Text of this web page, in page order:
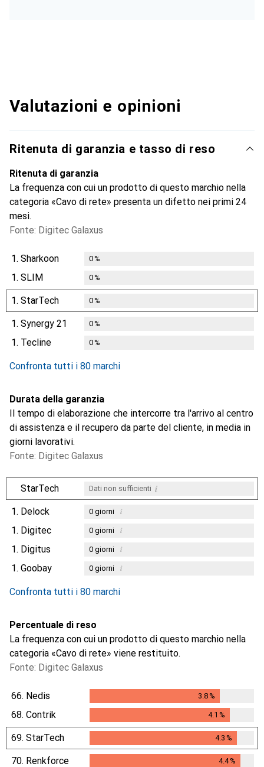
Valutazioni e opinioni
Ritenuta di garanzia e tasso di reso
Ritenuta di garanzia
La frequenza con cui un prodotto di questo marchio nella
categoria «Cavo di rete» presenta un difetto nei primi 24
mesi.
Fonte: Digitec Galaxus
1. Sharkoon 0%
1. SLIM 0%
1. StarTech 0%
1. Synergy 21 0%
1. Tecline 0%
Confronta tutti i 80 marchi
Durata della garanzia
Il tempo di elaborazione che intercorre tra l'arrivo al centro
di assistenza e il recupero da parte del cliente, in media in
giorni lavorativi.
Fonte: Digitec Galaxus
StarTech Dati non sufficienti i
1. Delock 0giorni i
1. Digitec 0giorni i
1. Digitus 0giorni i
1. Goobay 0giorni i
Confronta tutti i 80 marchi
Percentuale di reso
La frequenza con cui un prodotto di questo marchio nella
categoria «Cavo di rete» viene restituito.
Fonte: Digitec Galaxus
66. Nedis 3.8%
68. Contrik 4.1 %
4.1%
69. StarTech 4.3 %
4.3%
70. Renkforce 4.4%